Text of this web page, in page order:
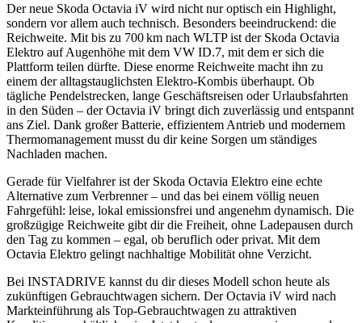
Der neue Skoda Octavia iV wird nicht nur optisch ein Highlight,
sondern vor allem auch technisch. Besonders beeindruckend: die
Reichweite. Mit bis zu 700 km nach WLTP ist der Skoda Octavia
Elektro auf Augenhöhe mit dem VW ID.7, mit dem er sich die
Plattform teilen dürfte. Diese enorme Reichweite macht ihn zu
einem der alltagstauglichsten Elektro-Kombis überhaupt. Ob
tägliche Pendelstrecken, lange Geschäftsreisen oder Urlaubsfahrten
in den Süden – der Octavia iV bringt dich zuverlässig und entspannt
ans Ziel. Dank großer Batterie, effizientem Antrieb und modernem
Thermomanagement musst du dir keine Sorgen um ständiges
Nachladen machen.
Gerade für Vielfahrer ist der Skoda Octavia Elektro eine echte
Alternative zum Verbrenner – und das bei einem völlig neuen
Fahrgefühl: leise, lokal emissionsfrei und angenehm dynamisch. Die
großzügige Reichweite gibt dir die Freiheit, ohne Ladepausen durch
den Tag zu kommen – egal, ob beruflich oder privat. Mit dem
Octavia Elektro gelingt nachhaltige Mobilität ohne Verzicht.
Bei INSTADRIVE kannst du dir dieses Modell schon heute als
zukünftigen Gebrauchtwagen sichern. Der Octavia iV wird nach
Markteinführung als Top-Gebrauchtwagen zu attraktiven